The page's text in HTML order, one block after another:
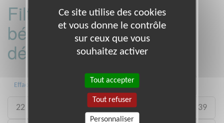
Filtrer les missions
bénévoles par
département :
Effacer 13 15
22 29 33 39
Ce site utilise des cookies
et vous donne le contrôle
sur ceux que vous
souhaitez activer
Tout accepter
Tout refuser
Personnaliser